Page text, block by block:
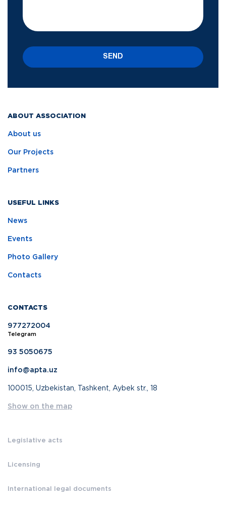
ABOUT ASSOCIATION
About us
Our Projects
Partners
USEFUL LINKS
News
Events
Photo Gallery
Contacts
CONTACTS
977272004
Telegram
93 5050675
info@apta.uz
100015, Uzbekistan, Tashkent, Aybek str., 18
Show on the map
Legislative acts
Licensing
International legal documents
SEND